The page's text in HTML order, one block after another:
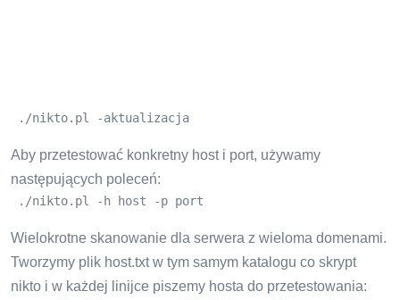
./nikto.pl -aktualizacja
Aby przetestować konkretny host i port, używamy
następujących poleceń:
./nikto.pl -h host -p port
Wielokrotne skanowanie dla serwera z wieloma domenami.
Tworzymy plik host.txt w tym samym katalogu co skrypt
nikto i w każdej linijce piszemy hosta do przetestowania: